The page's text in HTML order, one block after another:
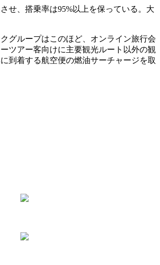
せ、搭乗率は95%以上を保っている。大
グループはこのほど、オンライン旅行会
ツアー客向けに主要観光ルート以外の観
到着する航空便の燃油サーチャージを取